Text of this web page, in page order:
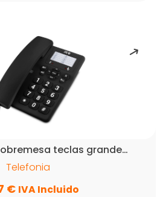
teclas grande…
Telefonia
€ IVA Incluido